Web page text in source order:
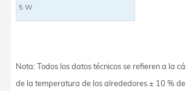
5 W
Nota: Todos los datos técnicos se refieren a la
de la temperatura de los alrededores ± 10 %